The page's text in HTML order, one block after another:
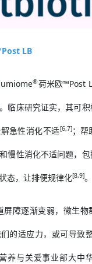
LB
®荷米欧™Post
临床研究证实，其可
解急性消化不适[6,7]；帮
慢性消化不适问题，
态，让排便规律化[8,9]。
屏障逐渐变弱，微生
的适应力，或可导致
养与关爱事业部大中